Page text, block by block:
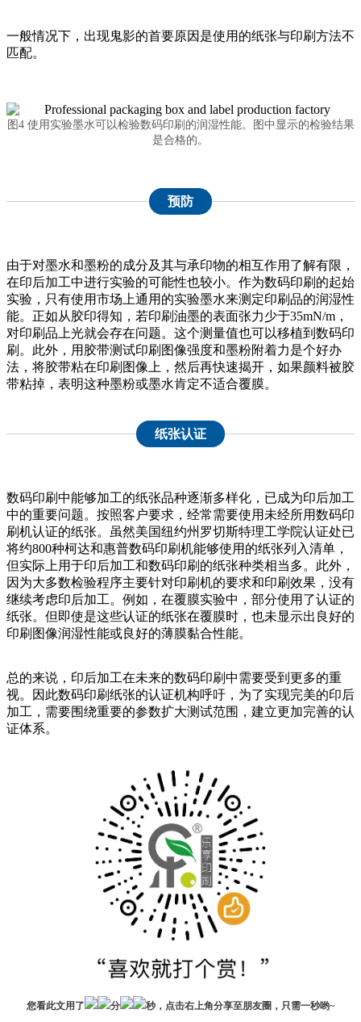
一般情况下，出现鬼影的首要原因是使用的纸张与印刷方法不
匹配。
图4 使用实验墨水可以检验数码印刷的润湿性能。图中显示的检验结果
是合格的。
预防
由于对墨水和墨粉的成分及其与承印物的相互作用了解有限，
在印后加工中进行实验的可能性也较小。作为数码印刷的起始
实验，只有使用市场上通用的实验墨水来测定印刷品的润湿性
能。正如从胶印得知，若印刷油墨的表面张力少于35mN/m，
对印刷品上光就会存在问题。这个测量值也可以移植到数码印
刷。此外，用胶带测试印刷图像强度和墨粉附着力是个好办
法，将胶带粘在印刷图像上，然后再快速揭开，如果颜料被胶
带粘掉，表明这种墨粉或墨水肯定不适合覆膜。
纸张认证
数码印刷中能够加工的纸张品种逐渐多样化，已成为印后加工
中的重要问题。按照客户要求，经常需要使用未经所用数码印
刷机认证的纸张。虽然美国纽约州罗切斯特理工学院认证处已
将约800种柯达和惠普数码印刷机能够使用的纸张列入清单，
但实际上用于印后加工和数码印刷的纸张种类相当多。此外，
因为大多数检验程序主要针对印刷机的要求和印刷效果，没有
继续考虑印后加工。例如，在覆膜实验中，部分使用了认证的
纸张。但即使是这些认证的纸张在覆膜时，也未显示出良好的
印刷图像润湿性能或良好的薄膜黏合性能。
总的来说，印后加工在未来的数码印刷中需要受到更多的重
视。因此数码印刷纸张的认证机构呼吁，为了实现完美的印后
加工，需要围绕重要的参数扩大测试范围，建立更加完善的认
证体系。
您看此文用了 分 秒，点击右上角分享至朋友圈，只需一秒哟~